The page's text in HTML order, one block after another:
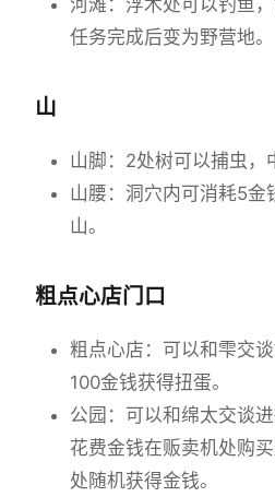
河滩：浮木处可以钓鱼
任务完成后变为野营地。
山
山脚：2处树可以捕虫，
山腰：洞穴内可消耗5金
山。
粗点心店门口
粗点心店：可以和雫交
100金钱获得扭蛋。
公园：可以和绵太交谈
花费金钱在贩卖机处购
处随机获得金钱。